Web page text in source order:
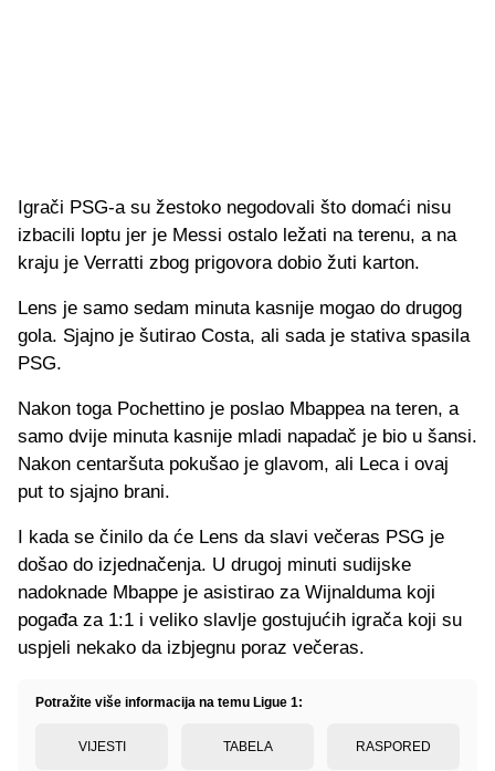
Igrači PSG-a su žestoko negodovali što domaći nisu
izbacili loptu jer je Messi ostalo ležati na terenu, a na
kraju je Verratti zbog prigovora dobio žuti karton.
Lens je samo sedam minuta kasnije mogao do drugog
gola. Sjajno je šutirao Costa, ali sada je stativa spasila
PSG.
Nakon toga Pochettino je poslao Mbappea na teren, a
samo dvije minuta kasnije mladi napadač je bio u šansi.
Nakon centaršuta pokušao je glavom, ali Leca i ovaj
put to sjajno brani.
I kada se činilo da će Lens da slavi večeras PSG je
došao do izjednačenja. U drugoj minuti sudijske
nadoknade Mbappe je asistirao za Wijnalduma koji
pogađa za 1:1 i veliko slavlje gostujućih igrača koji su
uspjeli nekako da izbjegnu poraz večeras.
Potražite više informacija na temu Ligue 1:
VIJESTI TABELA RASPORED